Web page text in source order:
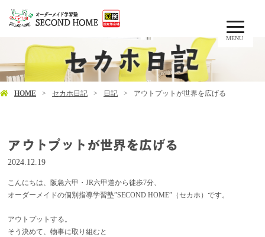
MENU
HOME セカホ日記 日記 アウトプットが世界を広げる
アウトプットが世界を広げる
2024.12.19
こんにちは、阪急六甲・JR六甲道から徒歩7分、
オーダーメイドの個別指導学習塾”SECOND HOME”（セカホ）です。
アウトプットする。
そう決めて、物事に取り組むと